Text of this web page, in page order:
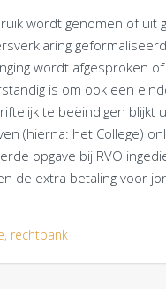
wordt genomen of uit
wordt afgesproken
is om ook een
te beëindigen blijkt
(hierna: het College)
opgave bij RVO
de extra betaling voor
, rechtbank